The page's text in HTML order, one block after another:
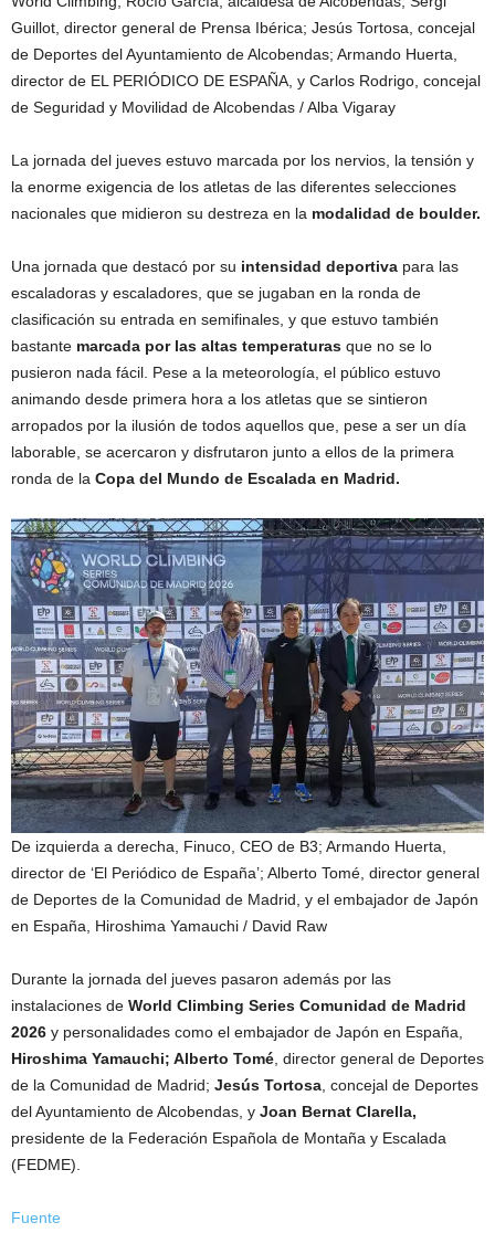
Guillot, director general de Prensa Ibérica; Jesús Tortosa, concejal
de Deportes del Ayuntamiento de Alcobendas; Armando Huerta,
director de EL PERIÓDICO DE ESPAÑA, y Carlos Rodrigo, concejal
de Seguridad y Movilidad de Alcobendas / Alba Vigaray
La jornada del jueves estuvo marcada por los nervios, la tensión y
la enorme exigencia de los atletas de las diferentes selecciones
nacionales que midieron su destreza en la modalidad de boulder.
Una jornada que destacó por su intensidad deportiva para las
escaladoras y escaladores, que se jugaban en la ronda de
clasificación su entrada en semifinales, y que estuvo también
bastante marcada por las altas temperaturas que no se lo
pusieron nada fácil. Pese a la meteorología, el público estuvo
animando desde primera hora a los atletas que se sintieron
arropados por la ilusión de todos aquellos que, pese a ser un día
laborable, se acercaron y disfrutaron junto a ellos de la primera
ronda de la Copa del Mundo de Escalada en Madrid.
De izquierda a derecha, Finuco, CEO de B3; Armando Huerta,
director de ‘El Periódico de España’; Alberto Tomé, director general
de Deportes de la Comunidad de Madrid, y el embajador de Japón
en España, Hiroshima Yamauchi / David Raw
Durante la jornada del jueves pasaron además por las
instalaciones de World Climbing Series Comunidad de Madrid
2026 y personalidades como el embajador de Japón en España,
Hiroshima Yamauchi; Alberto Tomé, director general de Deportes
de la Comunidad de Madrid; Jesús Tortosa, concejal de Deportes
del Ayuntamiento de Alcobendas, y Joan Bernat Clarella,
presidente de la Federación Española de Montaña y Escalada
(FEDME).
Fuente